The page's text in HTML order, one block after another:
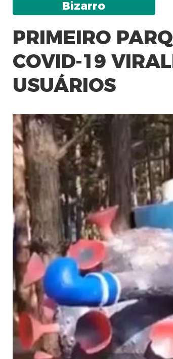
Bizarro
PRIMEIRO
COVID-19
USUÁRIOS